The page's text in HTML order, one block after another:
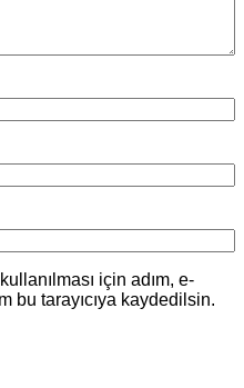
için adım, e-
bu tarayıcıya kaydedilsin.